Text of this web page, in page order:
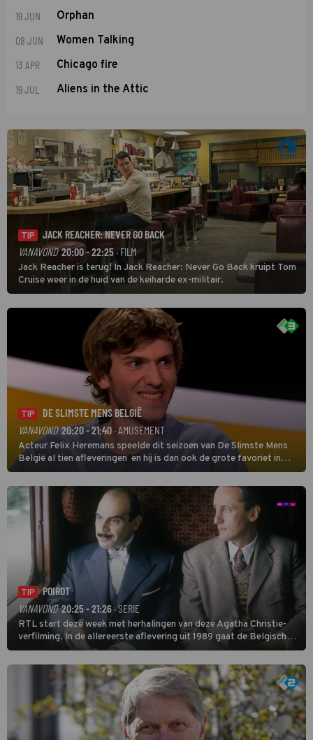
19 JUN Orphan
08 JUN Women Talking
13 APR Chicago fire
19 JUL Aliens in the Attic
TIP
JACK REACHER: NEVER GO BACK
VANAVOND 20:00 - 22:25 · FILM
Jack Reacher is terug! In Jack Reacher: Never Go Back kruipt Tom
Cruise weer in de huid van de keiharde ex-militair.
TIP
DE SLIMSTE MENS BELGIË
VANAVOND 20:20 - 21:40· AMUSEMENT
Acteur Felix Heremans speelde dit seizoen van De Slimste Mens
België al tien afleveringen en hij is dan ook de grote favoriet in
deze seizoensfinale. En er is Nederlandse inbreng, want komiek
Soundos El Ahmadi neemt plaats aan de jurytafel.
TIP
POIROT
VANAVOND 20:25 - 21:26 · SERIE
RTL start deze week met herhalingen van deze Agatha Christie-
verfilming. In de allereerste aflevering uit 1989 gaat de Belgische
speurder op zoek naar een vermiste kok. Poirot raakt al snel
verwikkeld in een moordzaak. (HH)